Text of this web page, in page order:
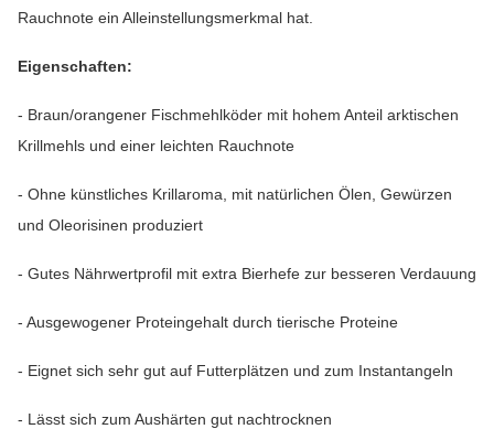
Rauchnote ein Alleinstellungsmerkmal hat.
Eigenschaften:
- Braun/orangener Fischmehlköder mit hohem Anteil arktischen
Krillmehls und einer leichten Rauchnote
- Ohne künstliches Krillaroma, mit natürlichen Ölen, Gewürzen
und Oleorisinen produziert
- Gutes Nährwertprofil mit extra Bierhefe zur besseren Verdauung
- Ausgewogener Proteingehalt durch tierische Proteine
- Eignet sich sehr gut auf Futterplätzen und zum Instantangeln
- Lässt sich zum Aushärten gut nachtrocknen